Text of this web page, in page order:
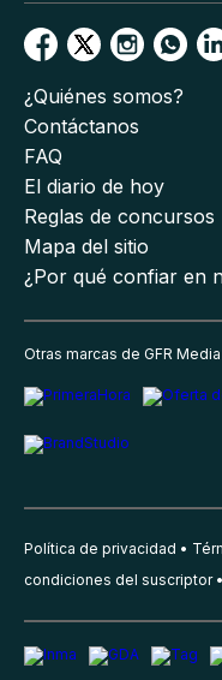
¿Quiénes somos?
Contáctanos
FAQ
El diario de hoy
Reglas de concursos
Mapa del sitio
¿Por qué confiar en
Otras marcas de GFR Media
Política de privacidad
condiciones del suscriptor